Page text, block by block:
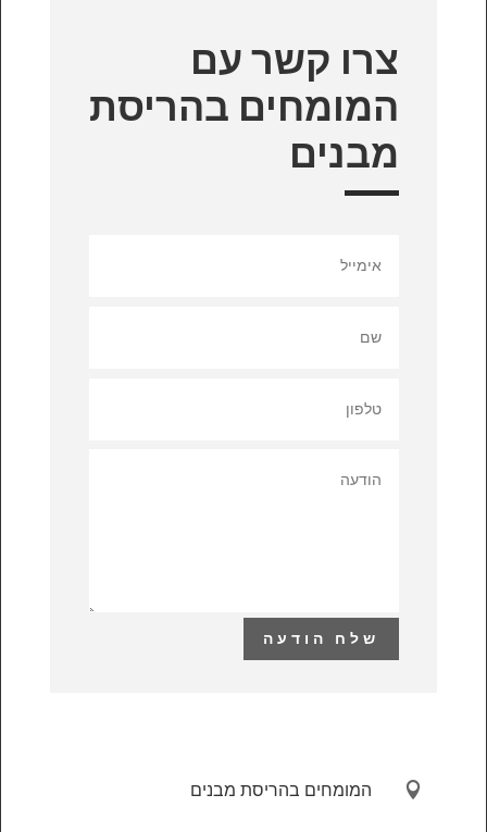
צרו קשר עם
המומחים בהריסת
מבנים
שלח הודעה
 המומחים בהריסת מבנים